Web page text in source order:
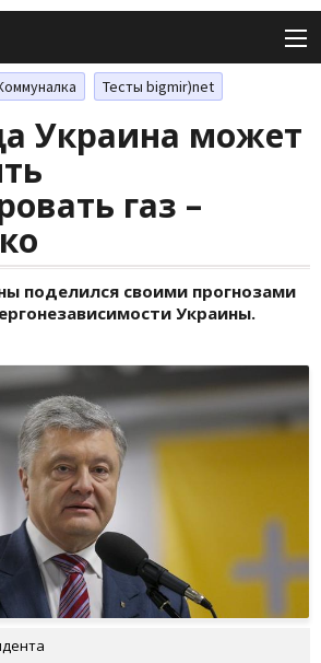
Тесты bigmir)net
Украина может
газ –
поделился своими прогнозами
Украины.